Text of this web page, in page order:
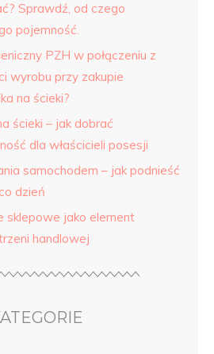
Sprawdź, od czego
pojemność.
PZH w połączeniu z
wyrobu przy zakupie
na ścieki?
ścieki – jak dobrać
dla właścicieli posesji
samochodem – jak podnieść
dzień
sklepowe jako element
handlowej